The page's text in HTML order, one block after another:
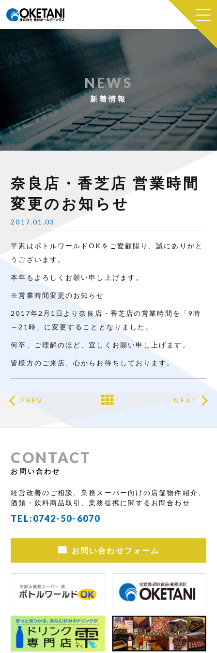
NEWS
新着情報
奈良店・香芝店 営業時間
変更のお知らせ
2017.01.03
平素はボトルワールドOKをご愛顧賜り、誠にありがと
うございます。
本年もよろしくお願い申し上げます。
※営業時間変更のお知らせ
2017年2月1日より奈良店・香芝店の営業時間を「9時
～21時」に変更することとなりました。
何卒、ご理解のほど、宜しくお願い申し上げます。
皆様方のご来店、心からお待ちしております。
PREV NEXT
CONTACT
お問い合わせ
経営改善のご相談、業務スーパー向けの店舗物件紹介、
酒類・飲料商品取引、業務提携に関するお問合わせ
TEL:0742-50-6070
お問い合わせフォーム